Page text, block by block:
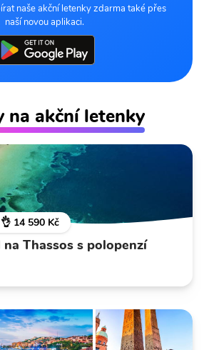
naše akční letenky zdarma také přes
naší novou aplikaci.
na akční letenky
👌 14 590 Kč
Thassos s polopenzí